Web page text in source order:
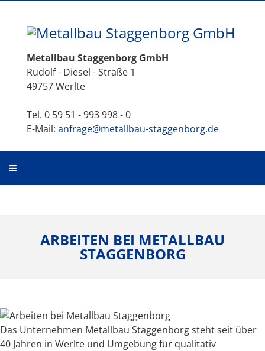
Metallbau Staggenborg GmbH
Rudolf - Diesel - Straße 1
49757 Werlte
Tel. 0 59 51 - 993 998 - 0
E-Mail: anfrage@metallbau-staggenborg.de
ARBEITEN BEI METALLBAU
STAGGENBORG
Das Unternehmen Metallbau Staggenborg steht seit über
40 Jahren in Werlte und Umgebung für qualitativ